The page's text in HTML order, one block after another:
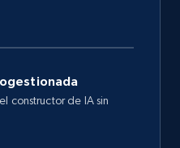
constructor de IA sin